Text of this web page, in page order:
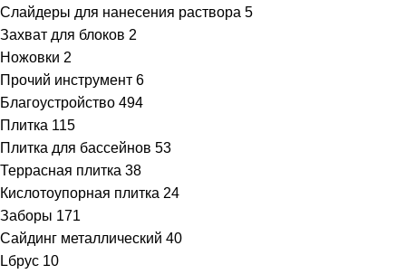
Слайдеры для нанесения раствора 5
Захват для блоков 2
Ножовки 2
Прочий инструмент 6
Благоустройство 494
Плитка 115
Плитка для бассейнов 53
Террасная плитка 38
Кислотоупорная плитка 24
Заборы 171
Сайдинг металлический 40
Lбрус 10